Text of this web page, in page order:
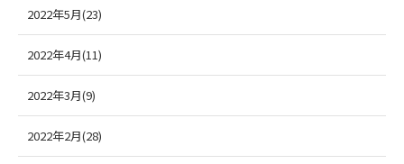
2022年5月(23)
2022年4月(11)
2022年3月(9)
2022年2月(28)